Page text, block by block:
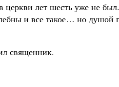
лет шесть уже не был.
и все такое… но душой
священник.